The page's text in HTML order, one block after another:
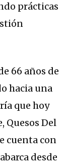
prácticas
66 años de
hacia una
que hoy
Quesos Del
cuenta con
desde